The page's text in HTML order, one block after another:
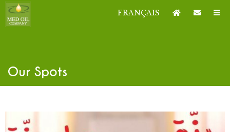
FRANÇAIS